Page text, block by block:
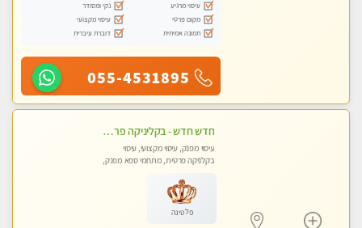
עיסוי מרגיע
נקי ומסודר
מקום פרטי
עיסוי מקצועי
תמונה אמיתית
דוברת עיברית
055-4531895
חדש חדש - בקליניקה פרטית בבת ים עיסוי לחידוש אנרגיות עיסוי מקצועי מומלץ מאוד ללא מין !!
עיסוי מפנק, עיסוי מקצועי, עיסוי
בקלניקה פרטית, מתחמי ספא מפנק,
פלטינה